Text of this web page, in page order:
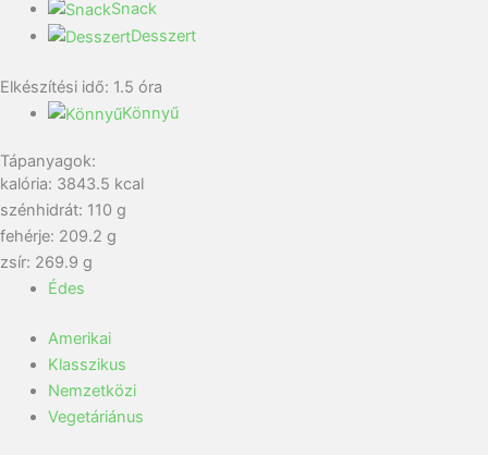
Snack
Desszert
Elkészítési idő: 1.5 óra
Könnyű
Tápanyagok:
kalória: 3843.5 kcal
szénhidrát: 110 g
fehérje: 209.2 g
zsír: 269.9 g
Édes
Amerikai
Klasszikus
Nemzetközi
Vegetáriánus